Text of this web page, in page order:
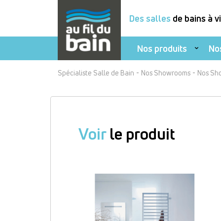
Des salles de bains à
Nos produits
Spécialiste Salle de Bain - Nos Showrooms - Nos
Voirle produit